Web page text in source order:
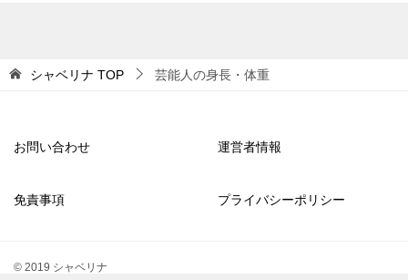
シャベリナ TOP 芸能人の身長・体重
お問い合わせ 運営者情報
免責事項 プライバシーポリシー
© 2019 シャベリナ